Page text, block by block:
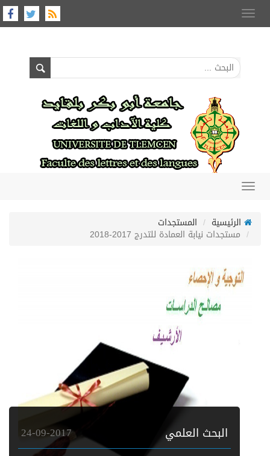
Toggle
navigation
Toggle
الرئيسية
المستجدات
مستجدات نيابة العمادة للتدرج 2017-2018
البحث العلمي 24-09-2017